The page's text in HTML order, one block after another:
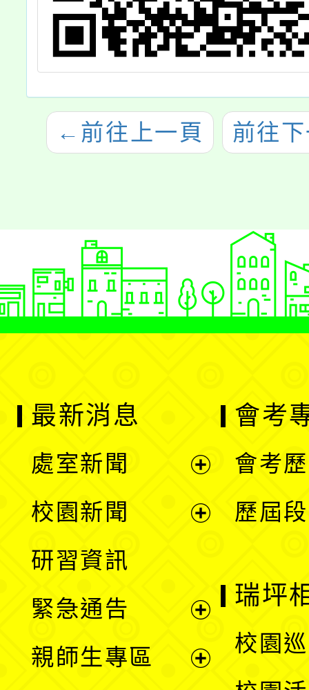
← 前往上一頁 前往
最新消息
處室新聞
單
校園新聞
選
單
研習資訊
緊急通告
親師生專區
會考
會考
歷屆
瑞坪
校園